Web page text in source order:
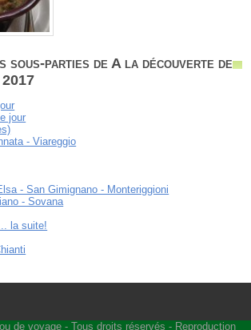
sous-parties de A la découverte de
jour
- Viareggio
- San Gimignano - Monteriggioni
- Sovana
la suite!
de voyage- Tous droits réservés - Reproduction